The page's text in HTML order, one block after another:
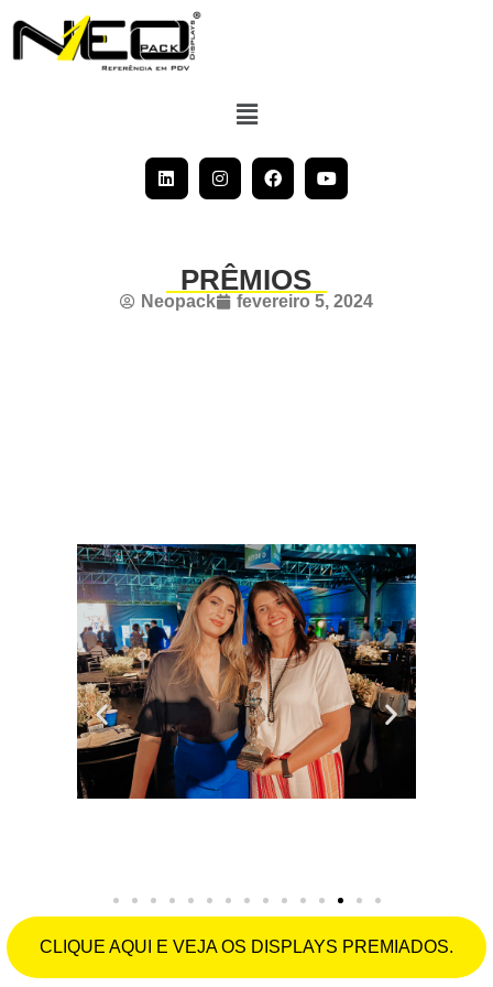
PRÊMIOS
Neopack fevereiro 5, 2024
CLIQUE AQUI E VEJA OS DISPLAYS PREMIADOS.